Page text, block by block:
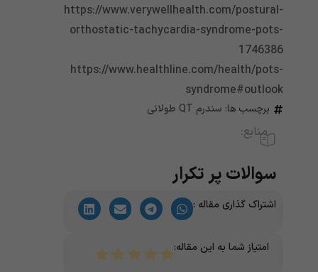
https://www.verywellhealth.com/postural-
orthostatic-tachycardia-syndrome-pots-
1746386
https://www.healthline.com/health/pots-
syndrome#outlook
برچسب ها: سندرم QT طولانی
منابع:
سوالات پر تکرار
اشتراک گذاری مقاله :
امتیاز شما به این مقاله: